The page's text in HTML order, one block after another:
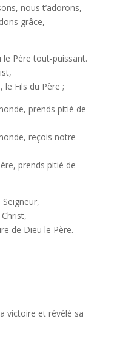
nous t’adorons,
grâce,
le Père tout-puissant.
le Fils du Père ;
prends pitié de
reçois notre
prends pitié de
de Dieu le Père.
victoire et révélé sa